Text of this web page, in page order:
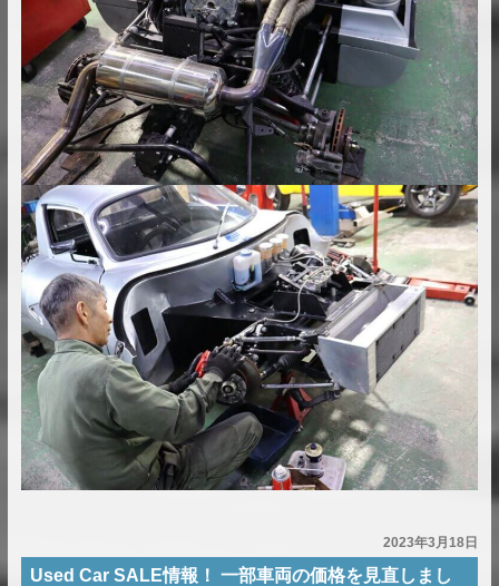
2023年3月18日
Used Car SALE情報！ 一部車両の価格を見直しまし